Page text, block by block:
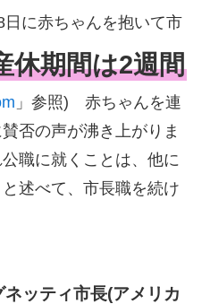
日に赤ちゃんを抱いて市
休期間は2週間
」参照) 赤ちゃんを連
否の声が沸き上がりま
職に就くことは、他に
述べて、市長職を続け
ネッティ市長(アメリカ